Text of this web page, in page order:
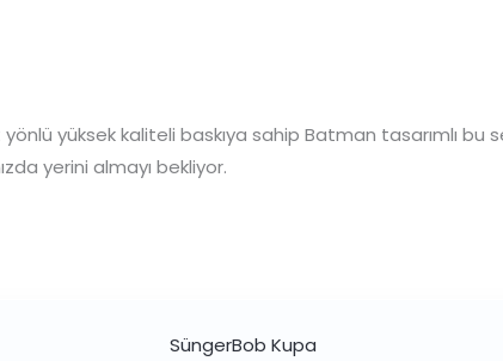
yüksek kaliteli baskıya sahip Batman tasarımlı bu
yerini almayı bekliyor.